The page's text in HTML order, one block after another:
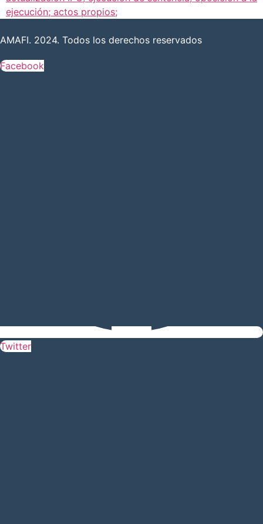
ejecución; actos propios;
AMAFI. 2024. Todos los derechos reservados
Facebook
Twitter